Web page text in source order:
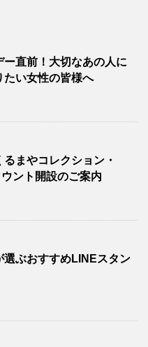
ー直前！大切なあの人に
たい女性の皆様へ
るまやコレクション・
ント開設のご案内
選ぶおすすめLINEスタン